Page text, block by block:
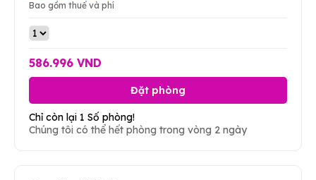
Bao gồm thuế và phí
586.996 VND
Đặt phòng
Chỉ còn lại 1 Số phòng!
Chúng tôi có thể hết phòng trong vòng 2 ngày